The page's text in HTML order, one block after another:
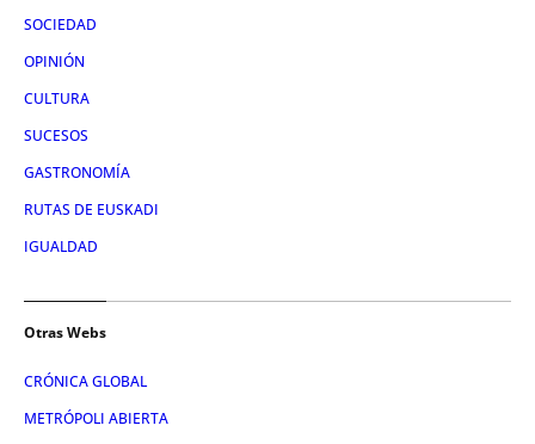
SOCIEDAD
OPINIÓN
CULTURA
SUCESOS
GASTRONOMÍA
RUTAS DE EUSKADI
IGUALDAD
Otras Webs
CRÓNICA GLOBAL
METRÓPOLI ABIERTA